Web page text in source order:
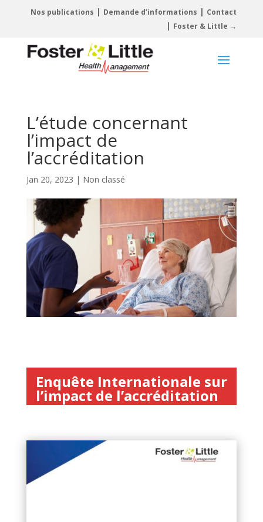
Nos publications | Demande d’informations | Contact
| Foster & Little →
L’étude concernant
l’impact de
l’accréditation
Jan 20, 2023 | Non classé
Enquête Internationale sur
l’impact de l’accréditation